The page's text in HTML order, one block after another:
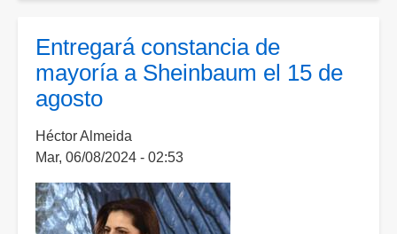
resolver
sobre
las
presidenciales:
Tribunal
Electoral
las
retomará
Entregará constancia de
mayoría a Sheinbaum el 15 de
agosto
Héctor Almeida
Mar, 06/08/2024 - 02:53